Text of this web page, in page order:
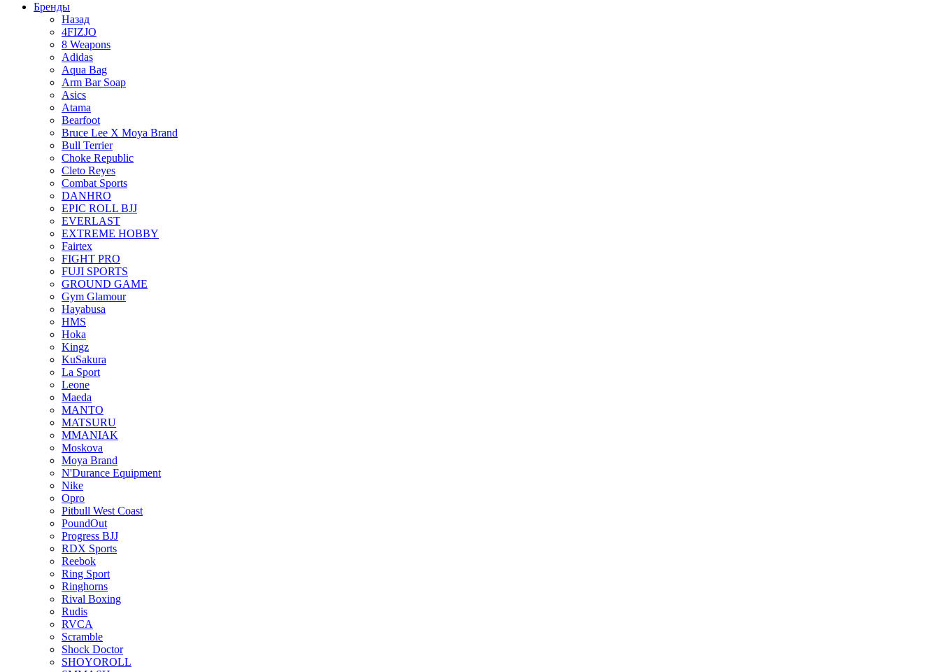
Бренды
Назад
4FIZJO
8 Weapons
Adidas
Aqua Bag
Arm Bar Soap
Asics
Atama
Bearfoot
Bruce Lee X Moya Brand
Bull Terrier
Choke Republic
Cleto Reyes
Combat Sports
DANHRO
EPIC ROLL BJJ
EVERLAST
EXTREME HOBBY
Fairtex
FIGHT PRO
FUJI SPORTS
GROUND GAME
Gym Glamour
Hayabusa
HMS
Hoka
Kingz
KuSakura
La Sport
Leone
Maeda
MANTO
MATSURU
MMANIAK
Moskova
Moya Brand
N'Durance Equipment
Nike
Opro
Pitbull West Coast
PoundOut
Progress BJJ
RDX Sports
Reebok
Ring Sport
Ringhorns
Rival Boxing
Rudis
RVCA
Scramble
Shock Doctor
SHOYOROLL